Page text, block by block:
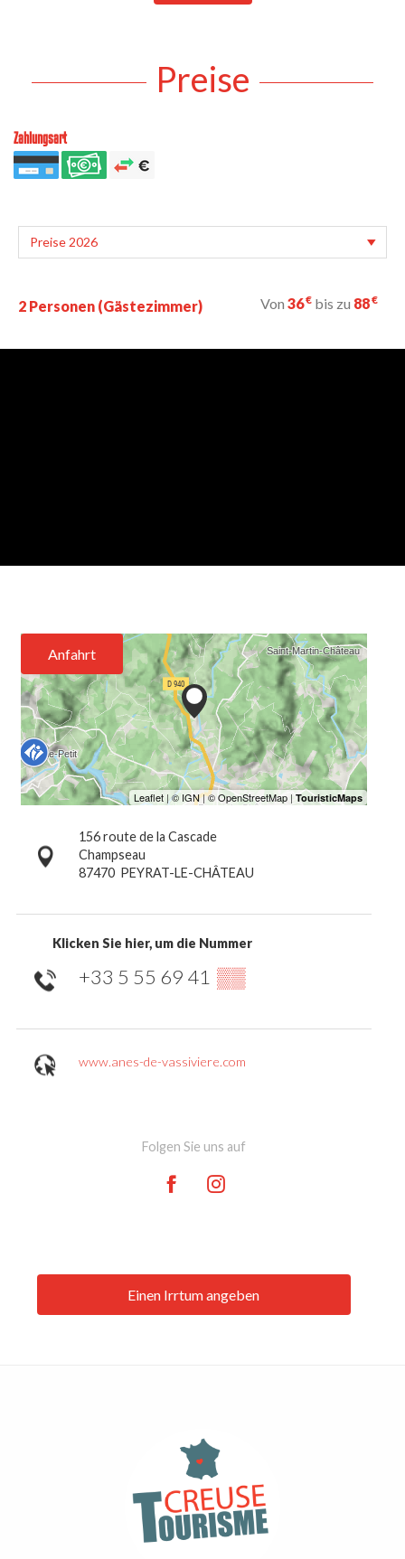
Preise
Zahlungsart
2 Personen (Gästezimmer) Von 36€ bis zu 88€
Anfahrt
156 route de la Cascade
Champseau
87470 PEYRAT-LE-CHÂTEAU
Klicken Sie hier, um die Nummer
+33 5 55 69 41 ▒▒
www.anes-de-vassiviere.com
Folgen Sie uns auf
Einen Irrtum angeben